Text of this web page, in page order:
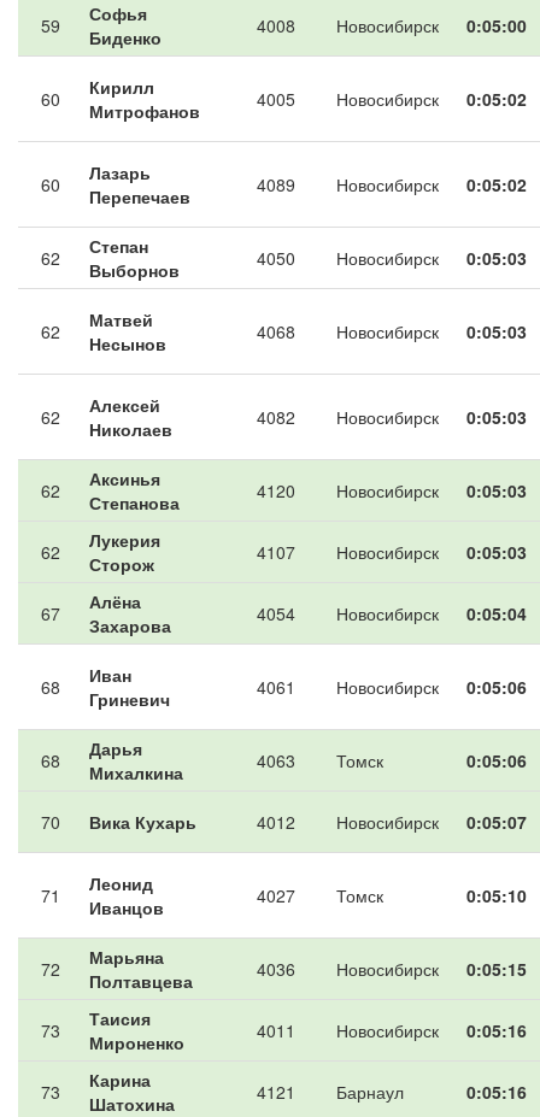
59
Софья
Биденко
4008 Новосибирск 0:05:00
60
Кирилл
Митрофанов
4005 Новосибирск 0:05:02
60
Лазарь
Перепечаев
4089 Новосибирск 0:05:02
62
Степан
Выборнов
4050 Новосибирск 0:05:03
62
Матвей
Несынов
4068 Новосибирск 0:05:03
62
Алексей
Николаев
4082 Новосибирск 0:05:03
62
Аксинья
Степанова
4120 Новосибирск 0:05:03
62
Лукерия
Сторож
4107 Новосибирск 0:05:03
67
Алёна
Захарова
4054 Новосибирск 0:05:04
68
Иван
Гриневич
4061 Новосибирск 0:05:06
68
Дарья
Михалкина
4063 Томск 0:05:06
70 Вика Кухарь 4012 Новосибирск 0:05:07
71
Леонид
Иванцов
4027 Томск 0:05:10
72
Марьяна
Полтавцева
4036 Новосибирск 0:05:15
73
Таисия
Мироненко
4011 Новосибирск 0:05:16
73
Карина
Шатохина
4121 Барнаул 0:05:16